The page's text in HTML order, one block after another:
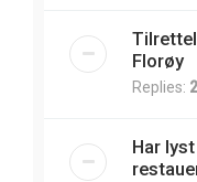
Florøy
Replies:
Har